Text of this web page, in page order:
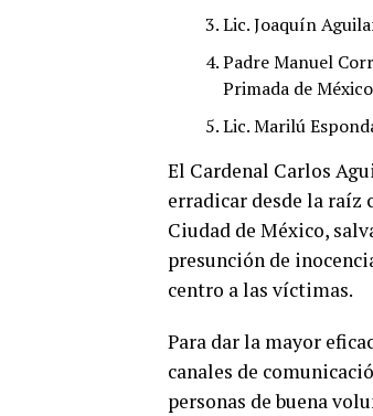
Lic. Joaquín
Padre Manuel
Primada de
Lic. Marilú
El Cardenal Carlos
erradicar desde la raíz
Ciudad de México,
presunción de
centro a las víctimas.
Para dar la mayor
canales de
personas de buena